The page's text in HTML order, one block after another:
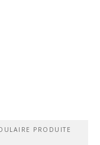
PRODUITE